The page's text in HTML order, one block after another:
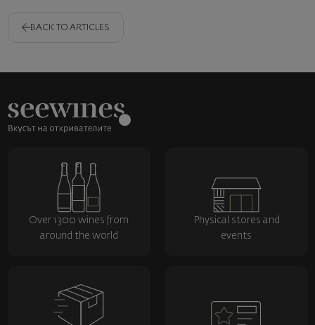
BACK TO ARTICLES
Over 1300 wines from
around the world
Physical stores and
events